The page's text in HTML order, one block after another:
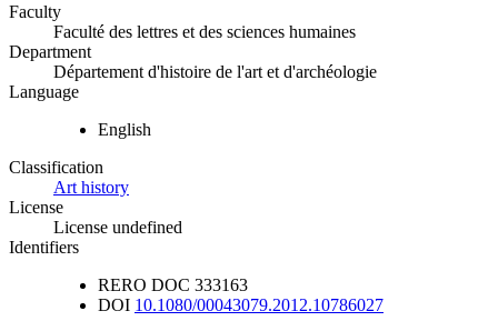
Faculty
Faculté des lettres et des sciences humaines
Department
Département d'histoire de l'art et d'archéologie
Language
English
Classification
Art history
License
License undefined
Identifiers
RERO DOC 333163
DOI 10.1080/00043079.2012.10786027